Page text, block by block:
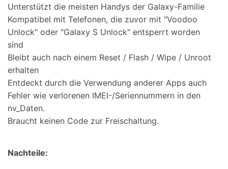
Unterstützt die meisten Handys der Galaxy-Familie
Kompatibel mit Telefonen, die zuvor mit "Voodoo
Unlock" oder "Galaxy S Unlock" entsperrt worden
sind
Bleibt auch nach einem Reset / Flash / Wipe / Unroot
erhalten
Entdeckt durch die Verwendung anderer Apps auch
Fehler wie verlorenen IMEI-/Seriennummern in den
nv_Daten.
Braucht keinen Code zur Freischaltung.
Nachteile: